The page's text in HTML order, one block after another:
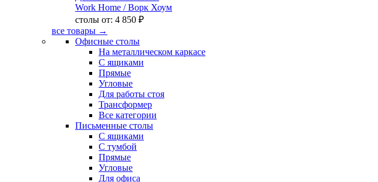
Work Home / Ворк Хоум
столы от: 4 850 ₽
все товары →
Офисные столы
На металлическом каркасе
С ящиками
Прямые
Угловые
Для работы стоя
Трансформер
Все категории
Письменные столы
С ящиками
С тумбой
Прямые
Угловые
Для офиса